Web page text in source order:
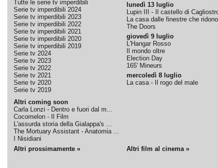
Tutte le serie tv imperdibili
Serie tv imperdibili 2024
Serie tv imperdibili 2023
Serie tv imperdibili 2022
Serie tv imperdibili 2021
Serie tv imperdibili 2020
Serie tv imperdibili 2019
Serie tv 2024
Serie tv 2023
Serie tv 2022
Serie tv 2021
Serie tv 2020
Serie tv 2019
Altri coming soon
Carla Lonzi - Dentro e fuori dal m...
Cocomelon - Il Film
L'assurda storia della Gialappa's ...
The Mortuary Assistant - Anatomia ...
I Nisidiani
lunedì 13 luglio
Lupin III - Il castello di
La casa dalle finestre che ridono
The Doors
giovedì 9 luglio
L'Hangar Rosso
Il mondo oltre
Election Day
165' Mineurs
mercoledì 8 luglio
La casa - Il rogo del male
Altri prossimamente » Altri film al cinema »